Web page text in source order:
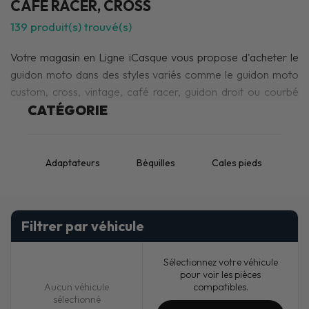
CAFÉ RACER, CROSS
139 produit(s) trouvé(s)
Votre magasin en Ligne iCasque vous propose d'acheter le
guidon moto dans des styles variés comme le guidon moto
custom, cross, vintage, café racer, guidon droit ou courbé
selon vos gouts parmi ses accessoires de
CATÉGORIE
Adaptateurs Béquilles Cales pieds
Filtrer par véhicule
Aucun véhicule
sélectionné
Sélectionnez votre véhicule
pour voir les pièces
compatibles.